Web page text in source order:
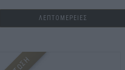
ΛΕΠΤΟΜΕΡΕΙΕΣ